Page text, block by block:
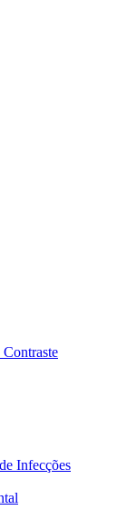
Contraste
Infecções